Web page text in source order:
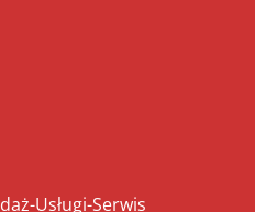
Usługi-Serwis